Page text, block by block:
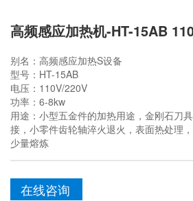
别名：高频感应加热S设备
型号：HT-15AB
电压：110V/220V
功率：6-8kw
用途：小型五金件的加热用途，金刚石刀
接，小零件齿轮轴淬火退火，表面热处理
少量熔炼
在线咨询